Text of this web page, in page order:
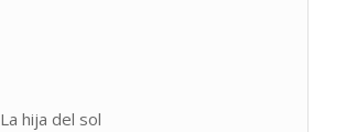
La hija del sol